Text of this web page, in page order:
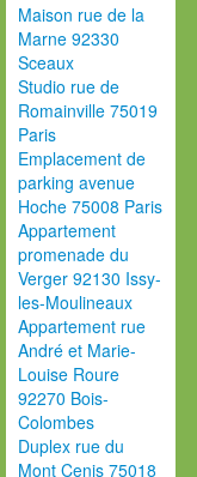
Maison rue de la
Marne 92330
Sceaux
Studio rue de
Romainville 75019
Paris
Emplacement de
parking avenue
Hoche 75008 Paris
Appartement
promenade du
Verger 92130 Issy-
les-Moulineaux
Appartement rue
André et Marie-
Louise Roure
92270 Bois-
Colombes
Duplex rue du
Mont Cenis 75018